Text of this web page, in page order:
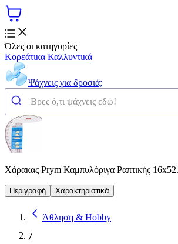
Όλες οι κατηγορίες
Κορεάτικα Καλλυντικά
Ψάχνεις για δροσιά;
Χάρακας Prym Καμπυλόριγα Ραπτικής
Περιγραφή Χαρακτηριστικά
Άθληση & Hobby
/